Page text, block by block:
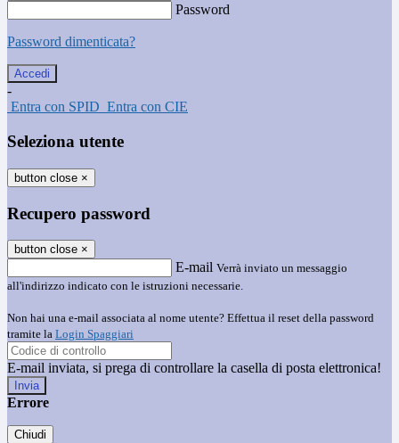
Password
Password dimenticata?
-
Entra con SPID Entra con CIE
Seleziona utente
button close ×
Recupero password
button close ×
E-mail Verrà inviato un messaggio
all'indirizzo indicato con le istruzioni necessarie.
Non hai una e-mail associata al nome utente? Effettua il reset della password
tramite la Login Spaggiari
E-mail inviata, si prega di controllare la casella di posta elettronica!
Errore
Chiudi